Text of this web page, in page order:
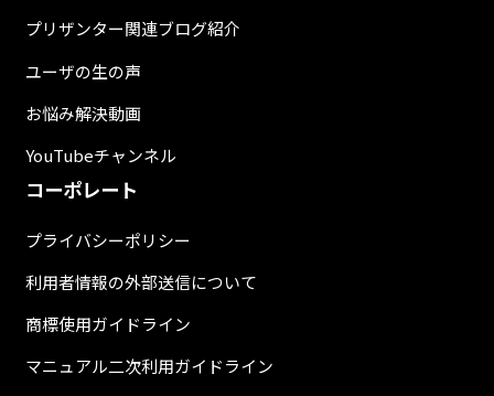
プリザンター関連ブログ紹介
ユーザの生の声
お悩み解決動画
YouTubeチャンネル
コーポレート
プライバシーポリシー
利用者情報の外部送信について
商標使用ガイドライン
マニュアル二次利用ガイドライン